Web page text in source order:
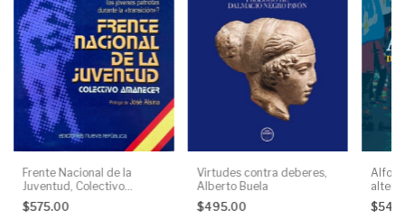
Frente Nacional de la
Juventud, Colectivo
Amanecer
$575.00
Virtudes contra deberes,
Alberto Buela
$495.00
AA.